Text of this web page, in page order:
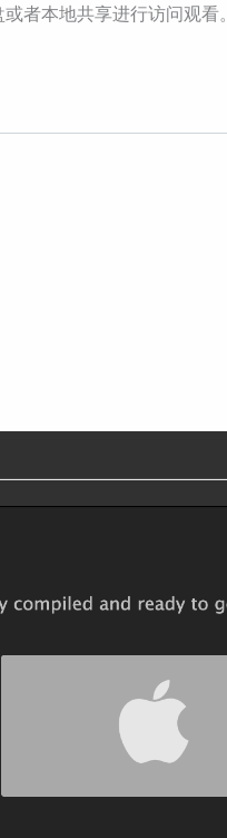
者本地共享进行访问观看。